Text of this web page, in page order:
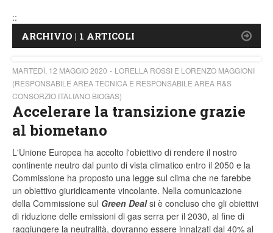
::
ARCHIVIO | 1 ARTICOLI
MARTEDÌ, 12 MAGGIO 2020
LORELLA ROSSI E LORENZO MAGGIONI
(RESPONSABILE AREA TECNICA E RESPONSABILE AREA R&S
CONSORZIO ITALIANO BIOGAS)
Accelerare la transizione grazie
al biometano
L'Unione Europea ha accolto l'obiettivo di rendere il nostro
continente neutro dal punto di vista climatico entro il 2050 e la
Commissione ha proposto una legge sul clima che ne farebbe
un obiettivo giuridicamente vincolante. Nella comunicazione
della Commissione sul Green Dealsi è concluso che gli obiettivi
di riduzione delle emissioni di gas serra per il 2030, al fine di
raggiungere la neutralità, dovranno essere innalzati dal 40% al